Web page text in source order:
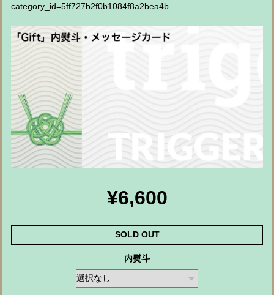
category_id=5ff727b2f0b1084f8a2bea4b
¥6,600
SOLD OUT
内熨斗